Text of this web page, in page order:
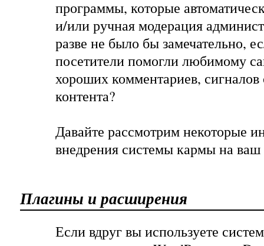
программы, которые
и/или ручная модерация
разве не было бы замечательно,
посетители помогли любимому
хороших комментариев,
контента?
Давайте рассмотрим некоторые
внедрения системы кармы на
Плагины и расширения
Если вдруг вы используете